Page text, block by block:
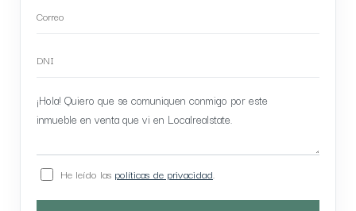
He leído las políticas de privacidad